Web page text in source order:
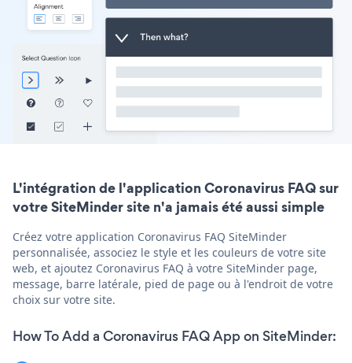
L'intégration de l'application Coronavirus FAQ sur
votre SiteMinder site n'a jamais été aussi simple
Créez votre application Coronavirus FAQ SiteMinder
personnalisée, associez le style et les couleurs de votre site
web, et ajoutez Coronavirus FAQ à votre SiteMinder page,
message, barre latérale, pied de page ou à l'endroit de votre
choix sur votre site.
How To Add a Coronavirus FAQ App on SiteMinder: